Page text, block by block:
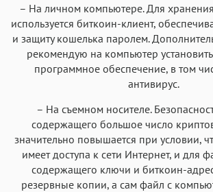
– На личном компьютере. Для
используется биткоин-клиент,
и защиту кошелька паролем.
рекомендую на компьютер
программное обеспечение, в том
антивирус.
– На съемном носителе.
содержащего большое число
значительно повышается при условии,
имеет доступа к сети Интернет, и для
содержащего ключи и биткоин-
резервные копии, а сам файл с